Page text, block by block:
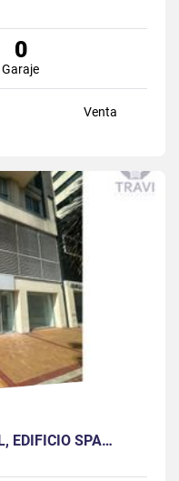
0
Garaje
Venta
EDIFICIO SPA…